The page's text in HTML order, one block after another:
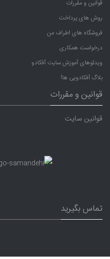
قوانین و مقررات
روش های پرداخت
فروشگاه های اطراف من
درخواست همکاری
ویدئوهای آموزش سایت آفکادو
بلاگ آفکادویی ها!
قوانین و مقررات
قوانین سایت
تماس بگیرید